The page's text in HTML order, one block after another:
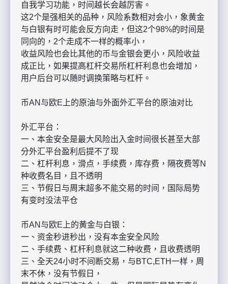
自我学习功能，时间越长会越厉害。
这2个是强相关的品种，风险系数相对会小，象黄金
与白银有时可能会反方向走，但这2个98%的时间是
同向的，2个走成不一样的概率小，
收益风险也会比其他的币与金银会更小，风险收益
成正比，如果提高杠杆交易所杠杆利息也会增加，
用户后台可以随时调换策略与杠杆。
币AN与欧E上的原油与外面外汇平台的原油对比
外汇平台：
一、本金安全是最大风险出入金时间很长甚至大部
分外汇平台盈利后提不了现
二、杠杆利息，滑点，手续费，库存费，隔夜费等N
种收费名目，且不透明
三、节假日与周末超多不能交易的时间，国际局势
有变时没法平仓
币AN与欧E上的黄金与白银：
一、资金秒进秒出，没有本金安全风险
二、手续费、杠杆利息就这二种收费，且收费透明
三、全天24小时不间断交易，与BTC,ETH一样，周
末不休，没有节假日，